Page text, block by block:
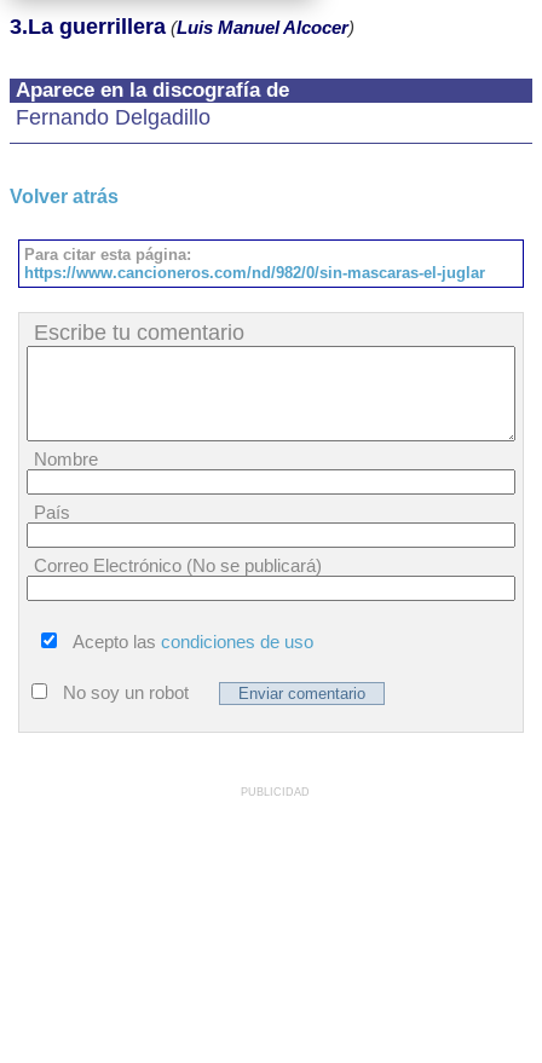
Aparece en la discografía de
Fernando Delgadillo
3.La guerrillera (Luis Manuel Alcocer)
Volver atrás
Para citar esta página:
https://www.cancioneros.com/nd/982/0/sin-mascaras-el-juglar
Escribe tu comentario
Nombre
País
Correo Electrónico (No se publicará)
Acepto las condiciones de uso
No soy un robot
PUBLICIDAD